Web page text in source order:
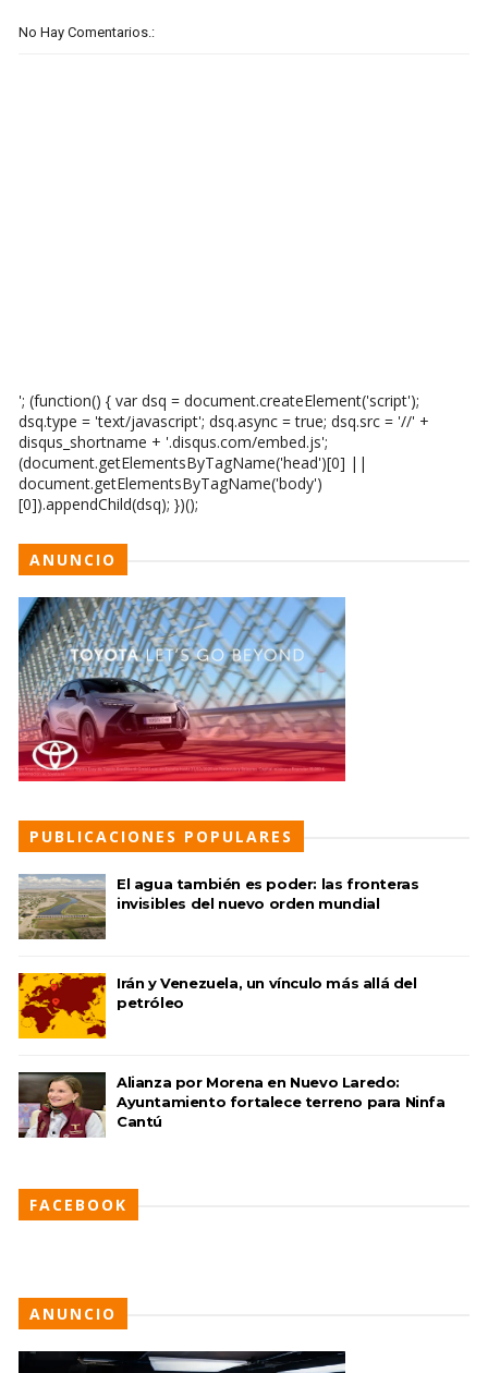
No Hay Comentarios.:
'; (function() { var dsq = document.createElement('script');
dsq.type = 'text/javascript'; dsq.async = true; dsq.src = '//' +
disqus_shortname + '.disqus.com/embed.js';
(document.getElementsByTagName('head')[0] ||
document.getElementsByTagName('body')
[0]).appendChild(dsq); })();
ANUNCIO
PUBLICACIONES POPULARES
El agua también es poder: las fronteras
invisibles del nuevo orden mundial
Irán y Venezuela, un vínculo más allá del
petróleo
Alianza por Morena en Nuevo Laredo:
Ayuntamiento fortalece terreno para Ninfa
Cantú
FACEBOOK
ANUNCIO